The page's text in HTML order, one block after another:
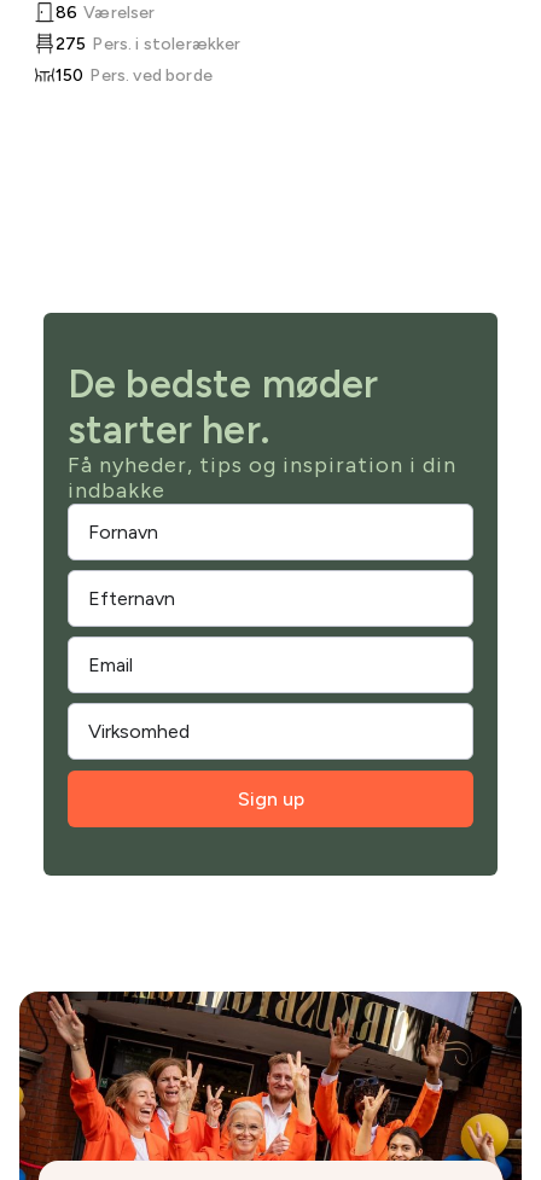
86 Værelser
275 Pers. i stolerækker
150 Pers. ved borde
De bedste møder
starter her.
Få nyheder, tips og inspiration i din
indbakke
Sign up